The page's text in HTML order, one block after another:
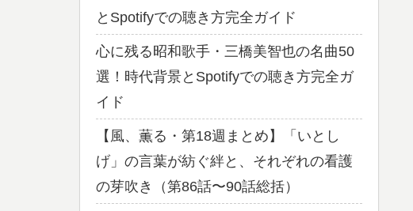
とSpotifyでの聴き方完全ガイド
心に残る昭和歌手・三橋美智也の名曲50
選！時代背景とSpotifyでの聴き方完全ガ
イド
【風、薫る・第18週まとめ】「いとし
げ」の言葉が紡ぐ絆と、それぞれの看護
の芽吹き（第86話〜90話総括）